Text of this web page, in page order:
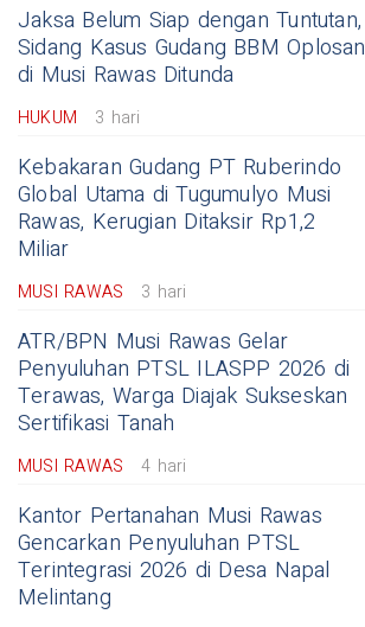
Jaksa Belum Siap dengan Tuntutan,
Sidang Kasus Gudang BBM Oplosan
di Musi Rawas Ditunda
HUKUM 3 hari
Kebakaran Gudang PT Ruberindo
Global Utama di Tugumulyo Musi
Rawas, Kerugian Ditaksir Rp1,2
Miliar
MUSI RAWAS 3 hari
ATR/BPN Musi Rawas Gelar
Penyuluhan PTSL ILASPP 2026 di
Terawas, Warga Diajak Sukseskan
Sertifikasi Tanah
MUSI RAWAS 4 hari
Kantor Pertanahan Musi Rawas
Gencarkan Penyuluhan PTSL
Terintegrasi 2026 di Desa Napal
Melintang